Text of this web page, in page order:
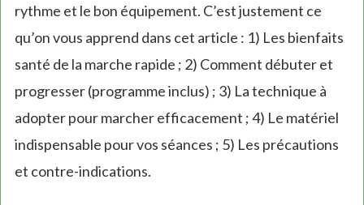
rythme et le bon équipement. C’est justement ce
qu’on vous apprend dans cet article : 1) Les bienfaits
santé de la marche rapide ; 2) Comment débuter et
progresser (programme inclus) ; 3) La technique à
adopter pour marcher efficacement ; 4) Le matériel
indispensable pour vos séances ; 5) Les précautions
et contre-indications.